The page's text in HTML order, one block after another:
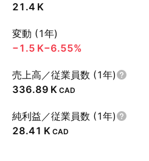
‪21.4 K‬
変動 (1年)
‪−1.5 K‬−6.55%
売上高／従業員数 (1年)
‪336.89 K‬ CAD
純利益／従業員数 (1年)
‪28.41 K‬ CAD